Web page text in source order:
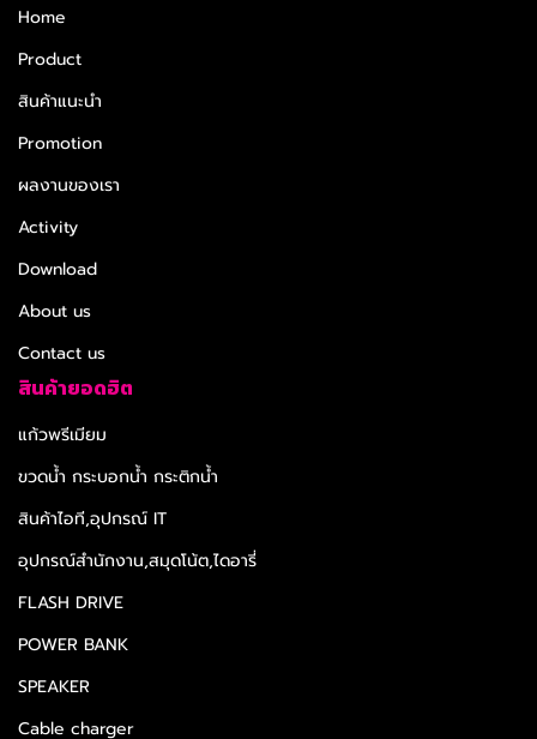
Home
Product
สินค้าแนะนำ
Promotion
ผลงานของเรา
Activity
Download
About us
Contact us
สินค้ายอดฮิต
แก้วพรีเมียม
ขวดน้ำ กระบอกน้ำ กระติกน้ำ
สินค้าไอที,อุปกรณ์ IT
อุปกรณ์สำนักงาน,สมุดโน้ต,ไดอารี่
FLASH DRIVE
POWER BANK
SPEAKER
Cable charger